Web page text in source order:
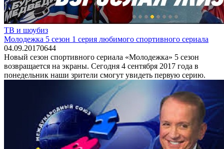
ТВ и шоубиз
Молодежка 5 сезон 1 серия любимого спортивного сериала
04.09.20170644
Новый сезон спортивного сериала «Молодежка» 5 сезон
возвращается на экраны. Сегодня 4 сентября 2017 года в
понедельник наши зрители смогут увидеть первую серию.